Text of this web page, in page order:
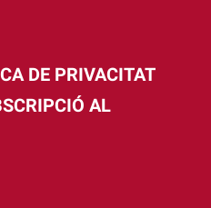
DE PRIVACITAT
AL